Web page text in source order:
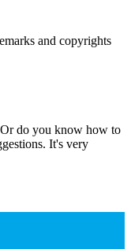
and copyrights
do you know how to
It's very